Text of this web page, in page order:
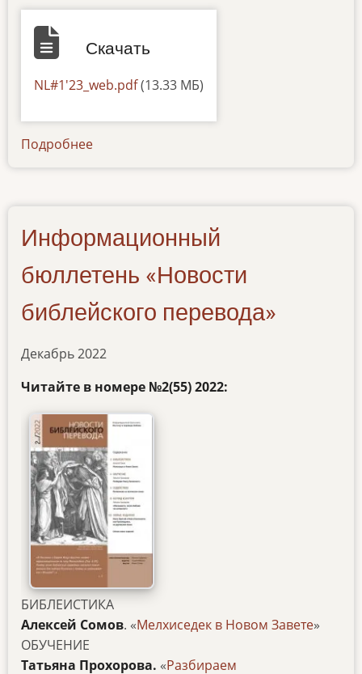
Скачать
Документ
NL#1'23_web.pdf(13.33 МБ)
Подробнее
Информационный
бюллетень «Новости
библейского перевода»
Декабрь 2022
Читайте в номере №2(55) 2022:
БИБЛЕИСТИКА
Алексей Сомов. «Мелхиседек в Новом Завете»
ОБУЧЕНИЕ
Татьяна Прохорова. «Разбираем